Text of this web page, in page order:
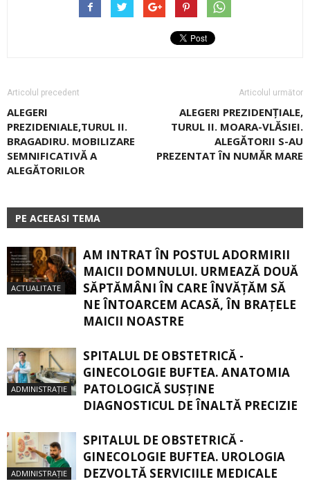
Articolul precedent
ALEGERI
PREZIDENIALE,TURUL II.
BRAGADIRU. MOBILIZARE
SEMNIFICATIVĂ A
ALEGĂTORILOR
Articolul următor
ALEGERI PREZIDENȚIALE,
TURUL II. MOARA-VLĂSIEI.
ALEGĂTORII S-AU
PREZENTAT ÎN NUMĂR MARE
PE ACEEASI TEMA
ACTUALITATE
AM INTRAT ÎN POSTUL ADORMIRII
MAICII DOMNULUI. URMEAZĂ DOUĂ
SĂPTĂMÂNI ÎN CARE ÎNVĂŢĂM SĂ
NE ÎNTOARCEM ACASĂ, ÎN BRAŢELE
MAICII NOASTRE
ADMINISTRAȚIE
SPITALUL DE OBSTETRICĂ -
GINECOLOGIE BUFTEA. ANATOMIA
PATOLOGICĂ SUSŢINE
DIAGNOSTICUL DE ÎNALTĂ PRECIZIE
ADMINISTRAȚIE
SPITALUL DE OBSTETRICĂ -
GINECOLOGIE BUFTEA. UROLOGIA
DEZVOLTĂ SERVICIILE MEDICALE